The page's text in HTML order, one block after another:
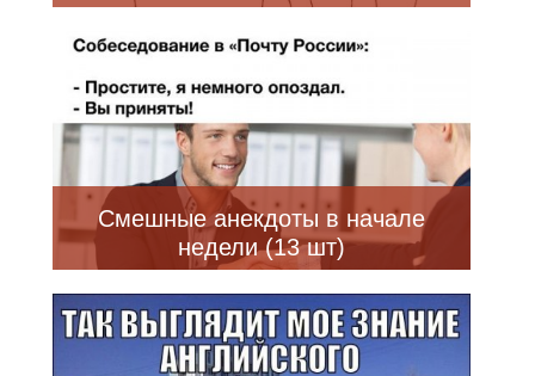
Смешные анекдоты в начале
недели (13 шт)